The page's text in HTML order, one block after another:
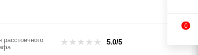
расстоечного
5.0/5
0